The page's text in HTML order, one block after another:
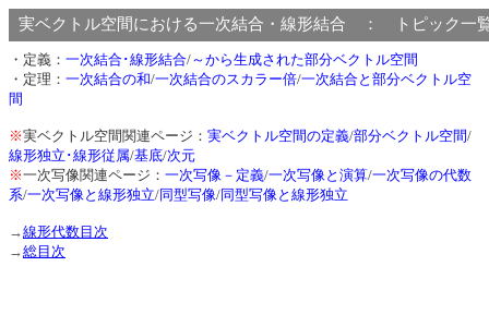
実ベクトル空間における一次結合・線形結合 ： トピック
・定義： 一次結合･線形結合/～から生成された部分ベクトル空間
・定理： 一次結合の和/一次結合のスカラー倍/一次結合と部分ベクトル空
間
※実ベクトル空間関連ページ： 実ベクトル空間の定義/部分ベクトル空間/
線形独立･線形従属/基底/次元
※一次写像関連ページ： 一次写像－定義/一次写像と演算/一次写像の代数
系/一次写像と線形独立/同型写像/同型写像と線形独立
→線形代数目次
→総目次